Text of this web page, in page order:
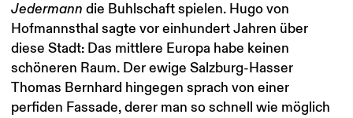
Jedermann die Buhlschaft spielen. Hugo von
Hofmannsthal sagte vor einhundert Jahren über
diese Stadt: Das mittlere Europa habe keinen
schöneren Raum. Der ewige Salzburg-Hasser
Thomas Bernhard hingegen sprach von einer
perfiden Fassade, derer man so schnell wie möglich